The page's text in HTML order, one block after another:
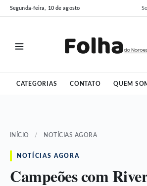
Pular
para
Pular
para
Segunda-feira, 10 de agosto
CATEGORIAS CONTATO QUEM
INÍCIO / NOTÍCIAS AGORA
NOTÍCIAS AGORA
Campeões com